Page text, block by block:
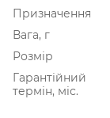
Призначення
Вага, г
Розмір
Гарантійний
термін, міс.